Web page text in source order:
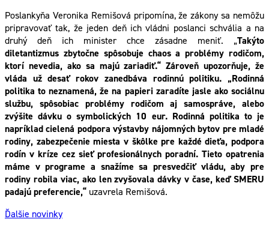
Poslankyňa Veronika Remišová pripomína, že zákony sa nemôžu
pripravovať tak, že jeden deň ich vládni poslanci schvália a na
druhý deň ich minister chce zásadne meniť. „Takýto
diletantizmus zbytočne spôsobuje chaos a problémy rodičom,
ktorí nevedia, ako sa majú zariadiť.“ Zároveň upozorňuje, že
vláda už desať rokov zanedbáva rodinnú politiku. „Rodinná
politika to neznamená, že na papieri zaradíte jasle ako sociálnu
službu, spôsobiac problémy rodičom aj samospráve, alebo
zvýšite dávku o symbolických 10 eur. Rodinná politika to je
napríklad cielená podpora výstavby nájomných bytov pre mladé
rodiny, zabezpečenie miesta v škôlke pre každé dieťa, podpora
rodín v kríze cez sieť profesionálnych poradní. Tieto opatrenia
máme v programe a snažíme sa presvedčiť vládu, aby pre
rodiny robila viac, ako len zvyšovala dávky v čase, keď SMERU
padajú preferencie,“ uzavrela Remišová.
Ďalšie novinky